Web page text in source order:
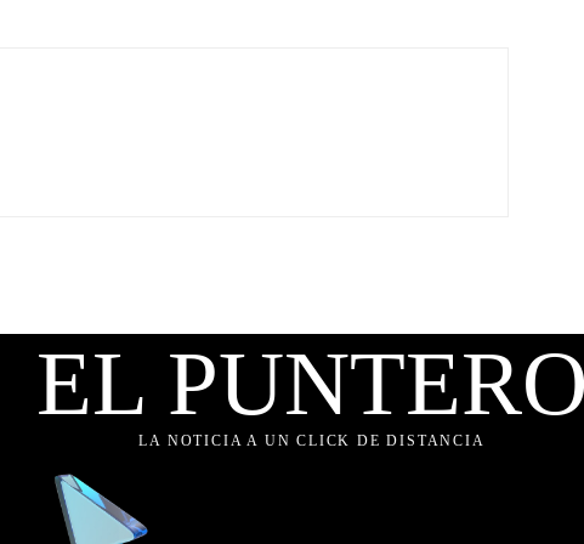
EL
LA NOTICIA A UN CLICK DE DISTANCIA